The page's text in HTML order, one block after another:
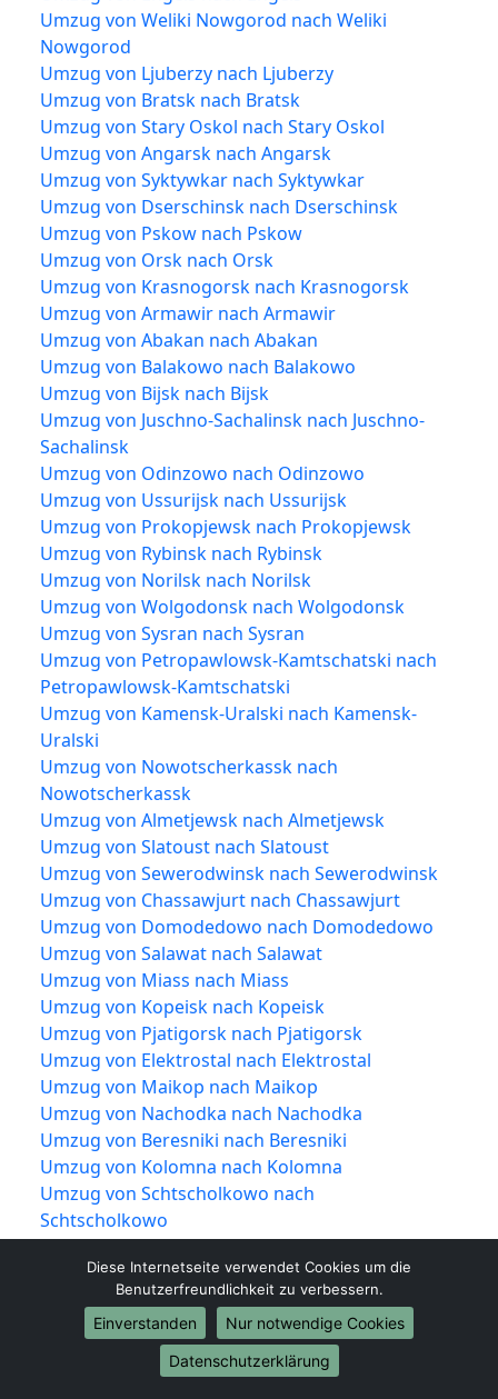
Umzug von Weliki Nowgorod nach Weliki
Nowgorod
Umzug von Ljuberzy nach Ljuberzy
Umzug von Bratsk nach Bratsk
Umzug von Stary Oskol nach Stary Oskol
Umzug von Angarsk nach Angarsk
Umzug von Syktywkar nach Syktywkar
Umzug von Dserschinsk nach Dserschinsk
Umzug von Pskow nach Pskow
Umzug von Orsk nach Orsk
Umzug von Krasnogorsk nach Krasnogorsk
Umzug von Armawir nach Armawir
Umzug von Abakan nach Abakan
Umzug von Balakowo nach Balakowo
Umzug von Bijsk nach Bijsk
Umzug von Juschno-Sachalinsk nach Juschno-
Sachalinsk
Umzug von Odinzowo nach Odinzowo
Umzug von Ussurijsk nach Ussurijsk
Umzug von Prokopjewsk nach Prokopjewsk
Umzug von Rybinsk nach Rybinsk
Umzug von Norilsk nach Norilsk
Umzug von Wolgodonsk nach Wolgodonsk
Umzug von Sysran nach Sysran
Umzug von Petropawlowsk-Kamtschatski nach
Petropawlowsk-Kamtschatski
Umzug von Kamensk-Uralski nach Kamensk-
Uralski
Umzug von Nowotscherkassk nach
Nowotscherkassk
Umzug von Almetjewsk nach Almetjewsk
Umzug von Slatoust nach Slatoust
Umzug von Sewerodwinsk nach Sewerodwinsk
Umzug von Chassawjurt nach Chassawjurt
Umzug von Domodedowo nach Domodedowo
Umzug von Salawat nach Salawat
Umzug von Miass nach Miass
Umzug von Kopeisk nach Kopeisk
Umzug von Pjatigorsk nach Pjatigorsk
Umzug von Elektrostal nach Elektrostal
Umzug von Maikop nach Maikop
Umzug von Nachodka nach Nachodka
Umzug von Beresniki nach Beresniki
Umzug von Kolomna nach Kolomna
Umzug von Schtscholkowo nach
Schtscholkowo
Umzug von Serpuchow nach Serpuchow
Umzug von Kowrow nach Kowrow
Umzug von Neftekamsk nach Neftekamsk
Umzug von Kislowodsk nach Kislowodsk
Umzug von Bataisk nach Bataisk
Umzug von Rubzowsk nach Rubzowsk
Diese Internetseite verwendet Cookies um die
Benutzerfreundlichkeit zu verbessern.
Einverstanden
Nur notwendige Cookies
Datenschutzerklärung